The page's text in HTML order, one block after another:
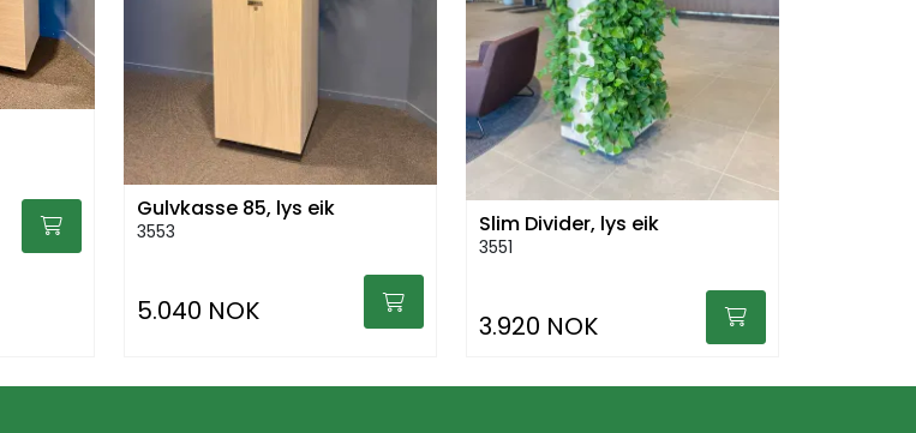
Gulvkasse 85, lys eik
3553
5.040 NOK
Slim Divider, lys eik
3551
3.920 NOK